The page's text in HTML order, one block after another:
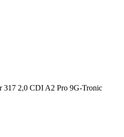
317 2,0 CDI A2 Pro 9G-Tronic